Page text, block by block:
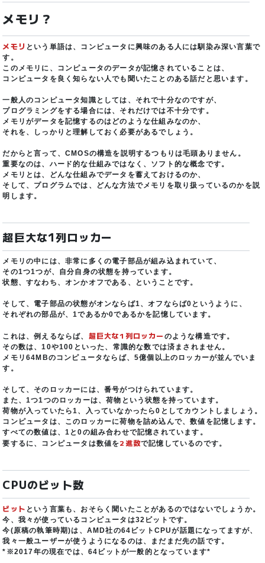
メモリ？
メモリ という単語は、コンピュータに興味のある人には馴染み深い言葉で
す。
このメモリに、コンピュータのデータが記憶されていることは、
コンピュータを良く知らない人でも聞いたことのある話だと思います。
一般人のコンピュータ知識としては、それで十分なのですが、
プログラミングをする場合には、それだけでは不十分です。
メモリがデータを記憶するのはどのような仕組みなのか、
それを、しっかりと理解しておく必要があるでしょう。
だからと言って、CMOSの構造を説明するつもりは毛頭ありません。
重要なのは、ハード的な仕組みではなく、ソフト的な概念です。
メモリとは、どんな仕組みでデータを蓄えておけるのか、
そして、プログラムでは、どんな方法でメモリを取り扱っているのかを説
明します。
超巨大な1列ロッカー
メモリの中には、非常に多くの電子部品が組み込まれていて、
その1つ1つが、自分自身の状態を持っています。
状態、すなわち、オンかオフである、ということです。
そして、電子部品の状態がオンならば1、オフならば0というように、
それぞれの部品が、1であるか0であるかを記憶しています。
これは、例えるならば、 超巨大な1列ロッカー のような構造です。
その数は、10や100といった、常識的な数では済まされません。
メモリ64MBのコンピュータならば、5億個以上のロッカーが並んでいま
す。
そして、そのロッカーには、番号がつけられています。
また、1つ1つのロッカーは、荷物という状態を持っています。
荷物が入っていたら1、入っていなかったら0としてカウントしましょう。
コンピュータは、このロッカーに荷物を詰め込んで、数値を記憶します。
すべての数値は、1と0の組み合わせで記憶されています。
要するに、コンピュータは数値を2進数で記憶しているのです。
CPUのビット数
ビット という言葉も、おそらく聞いたことがあるのではないでしょうか。
今、我々が使っているコンピュータは32ビットです。
今(原稿の執筆時期)は、AMD社の64ビットCPUが話題になってますが、
我々一般ユーザーが使うようになるのは、まだまだ先の話です。
*※2017年の現在では、64ビットが一般的となっています*